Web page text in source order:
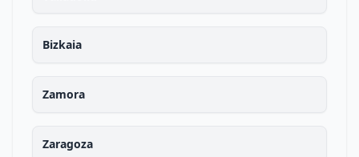
Bizkaia
Zamora
Zaragoza